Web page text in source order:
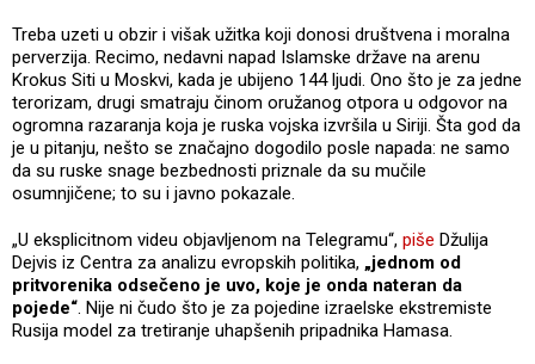
Treba uzeti u obzir i višak užitka koji donosi društvena i moralna
perverzija. Recimo, nedavni napad Islamske države na arenu
Krokus Siti u Moskvi, kada je ubijeno 144 ljudi. Ono što je za jedne
terorizam, drugi smatraju činom oružanog otpora u odgovor na
ogromna razaranja koja je ruska vojska izvršila u Siriji. Šta god da
je u pitanju, nešto se značajno dogodilo posle napada: ne samo
da su ruske snage bezbednosti priznale da su mučile
osumnjičene; to su i javno pokazale.
„U eksplicitnom videu objavljenom na Telegramu“, piše Džulija
Dejvis iz Centra za analizu evropskih politika, „jednom od
pritvorenika odsečeno je uvo, koje je onda nateran da
pojede“. Nije ni čudo što je za pojedine izraelske ekstremiste
Rusija model za tretiranje uhapšenih pripadnika Hamasa.